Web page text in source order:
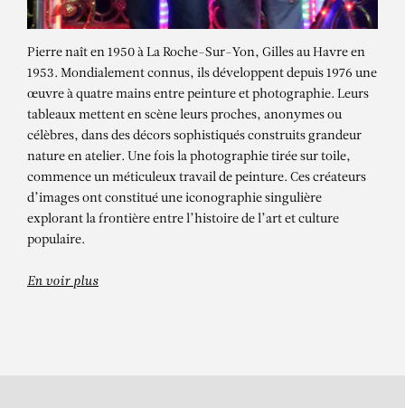
PIERRE ET GILLES
Mary Stuart (Isabelle Huppert)
Pierre naît en 1950 à La Roche-Sur-Yon, Gilles au Havre en
1953. Mondialement connus, ils développent depuis 1976 une
œuvre à quatre mains entre peinture et photographie. Leurs
tableaux mettent en scène leurs proches, anonymes ou
célèbres, dans des décors sophistiqués construits grandeur
nature en atelier. Une fois la photographie tirée sur toile,
commence un méticuleux travail de peinture. Ces créateurs
d’images ont constitué une iconographie singulière
explorant la frontière entre l’histoire de l’art et culture
populaire.
En voir plus